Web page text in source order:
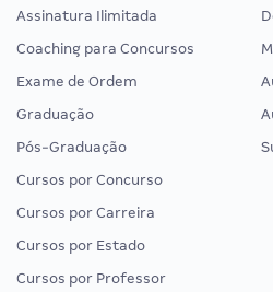
Assinatura Ilimitada
Coaching para Concursos
Exame de Ordem
Graduação
Pós-Graduação
Cursos por Concurso
Cursos por Carreira
Cursos por Estado
Cursos por Professor